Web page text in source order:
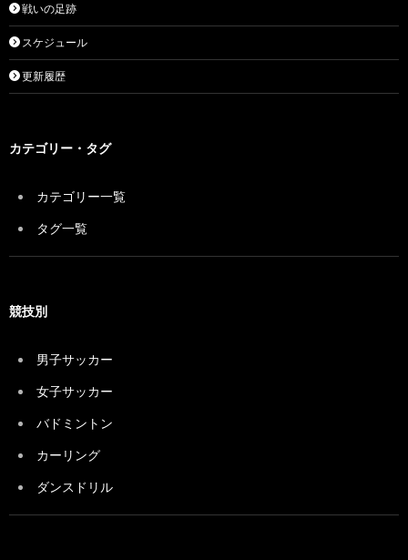
戦いの足跡
スケジュール
更新履歴
カテゴリー・タグ
カテゴリー一覧
タグ一覧
競技別
男子サッカー
女子サッカー
バドミントン
カーリング
ダンスドリル